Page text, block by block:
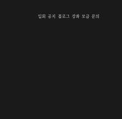
입회 공지 블로그 강좌 모금 문의